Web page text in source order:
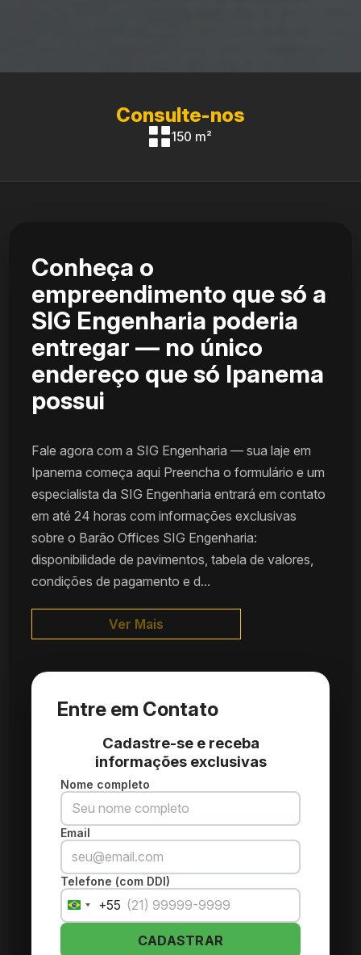
Consulte-nos
150 m²
Conheça o
empreendimento que só a
SIG Engenharia poderia
entregar — no único
endereço que só Ipanema
possui
Fale agora com a SIG Engenharia — sua laje em
Ipanema começa aqui Preencha o formulário e um
especialista da SIG Engenharia entrará em contato
em até 24 horas com informações exclusivas
sobre o Barão Offices SIG Engenharia:
disponibilidade de pavimentos, tabela de valores,
condições de pagamento e d...
Ver Mais
Entre em Contato
Cadastre-se e receba
informações exclusivas
Nome completo
Email
Telefone (com DDI)
Brazil
+55
+55
CADASTRAR